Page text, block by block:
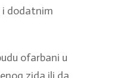
dodatnim
ofarbani u